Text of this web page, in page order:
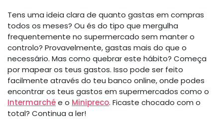
Tens uma ideia clara de quanto gastas em compras
todos os meses? Ou és do tipo que mergulha
frequentemente no supermercado sem manter o
controlo? Provavelmente, gastas mais do que o
necessário. Mas como quebrar este hábito? Começa
por mapear os teus gastos. Isso pode ser feito
facilmente através do teu banco online, onde podes
encontrar os teus gastos em supermercados como o
Intermarchée o Minipreco. Ficaste chocado com o
total? Continua a ler!